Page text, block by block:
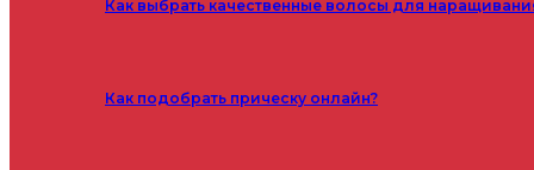
Как выбрать качественные волосы для
Как подобрать прическу онлайн?